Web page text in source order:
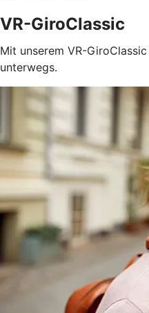
VR-GiroClassic
Mit unserem VR-
unterwegs.